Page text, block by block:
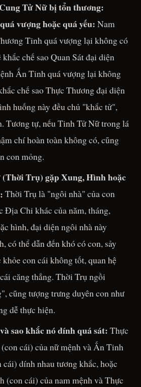
Tử Nữ bị tổn thương:
vượng hoặc quá yếu: Nam
Tinh quá vượng lại không có
khắc chế sao Quan Sát đại diện
Ấn Tinh quá vượng lại không
chế sao Thực Thương đại diện
huống này đều chủ "khắc tử",
Tương tự, nếu Tinh Tử Nữ trong lá
chí hoàn toàn không có, cũng
con mỏng.
Trụ) gặp Xung, Hình hoặc
Thời Trụ là "ngôi nhà" của con
Địa Chi khác của năm, tháng,
hình, đại diện ngôi nhà này
có thể dẫn đến khó có con, sảy
khỏe con cái không tốt, quan hệ
căng thẳng. Thời Trụ ngồi
cũng tượng trưng duyên con như
dễ thực hiện.
sao khắc nó dính quá sát: Thực
cái) của nữ mệnh và Ấn Tinh
cái) dính nhau tương khắc, hoặc
(con cái) của nam mệnh và Thực